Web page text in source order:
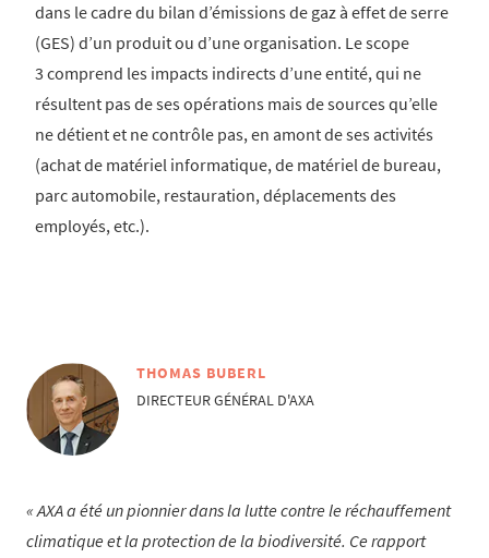
dans le cadre du bilan d’émissions de gaz à effet de serre
(GES) d’un produit ou d’une organisation. Le scope
3 comprend les impacts indirects d’une entité, qui ne
résultent pas de ses opérations mais de sources qu’elle
ne détient et ne contrôle pas, en amont de ses activités
(achat de matériel informatique, de matériel de bureau,
parc automobile, restauration, déplacements des
employés, etc.).
THOMAS BUBERL
DIRECTEUR GÉNÉRAL D'AXA
AXA a été un pionnier dans la lutte contre le réchauffement
climatique et la protection de la biodiversité. Ce rapport